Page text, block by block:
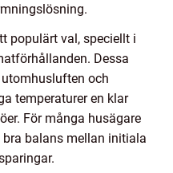
populärt val, speciellt i
Dessa
och
temperaturer en klar
För många husägare
balans mellan initiala